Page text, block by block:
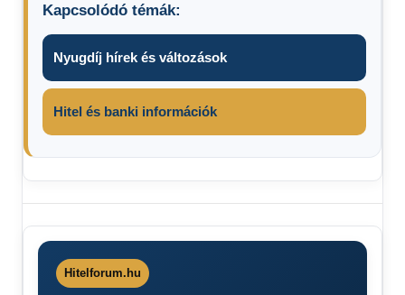
Kapcsolódó témák:
Nyugdíj hírek és változások
Hitel és banki információk
ára
2026
GázolajHitelforum.hu